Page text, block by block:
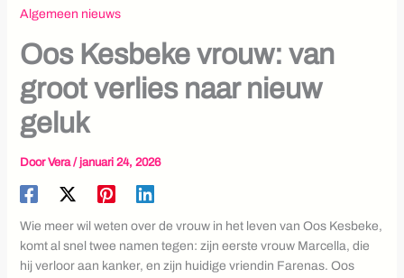
Algemeen nieuws
Oos Kesbeke vrouw: van
groot verlies naar nieuw
geluk
DoorVera/ januari 24, 2026
Wie meer wil weten over de vrouw in het leven van Oos Kesbeke,
komt al snel twee namen tegen: zijn eerste vrouw Marcella, die
hij verloor aan kanker, en zijn huidige vriendin Farenas. Oos